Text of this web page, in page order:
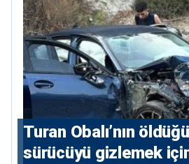
Turan Obalı’nın
sürücüyü gizlemek